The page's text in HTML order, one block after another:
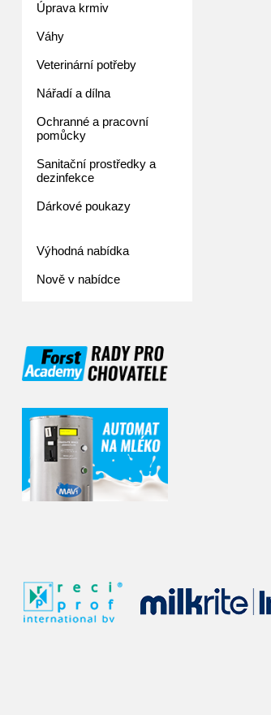
Úprava krmiv
Váhy
Veterinární potřeby
Nářadí a dílna
Ochranné a pracovní
pomůcky
Sanitační prostředky a
dezinfekce
Dárkové poukazy
Výhodná nabídka
Nově v nabídce